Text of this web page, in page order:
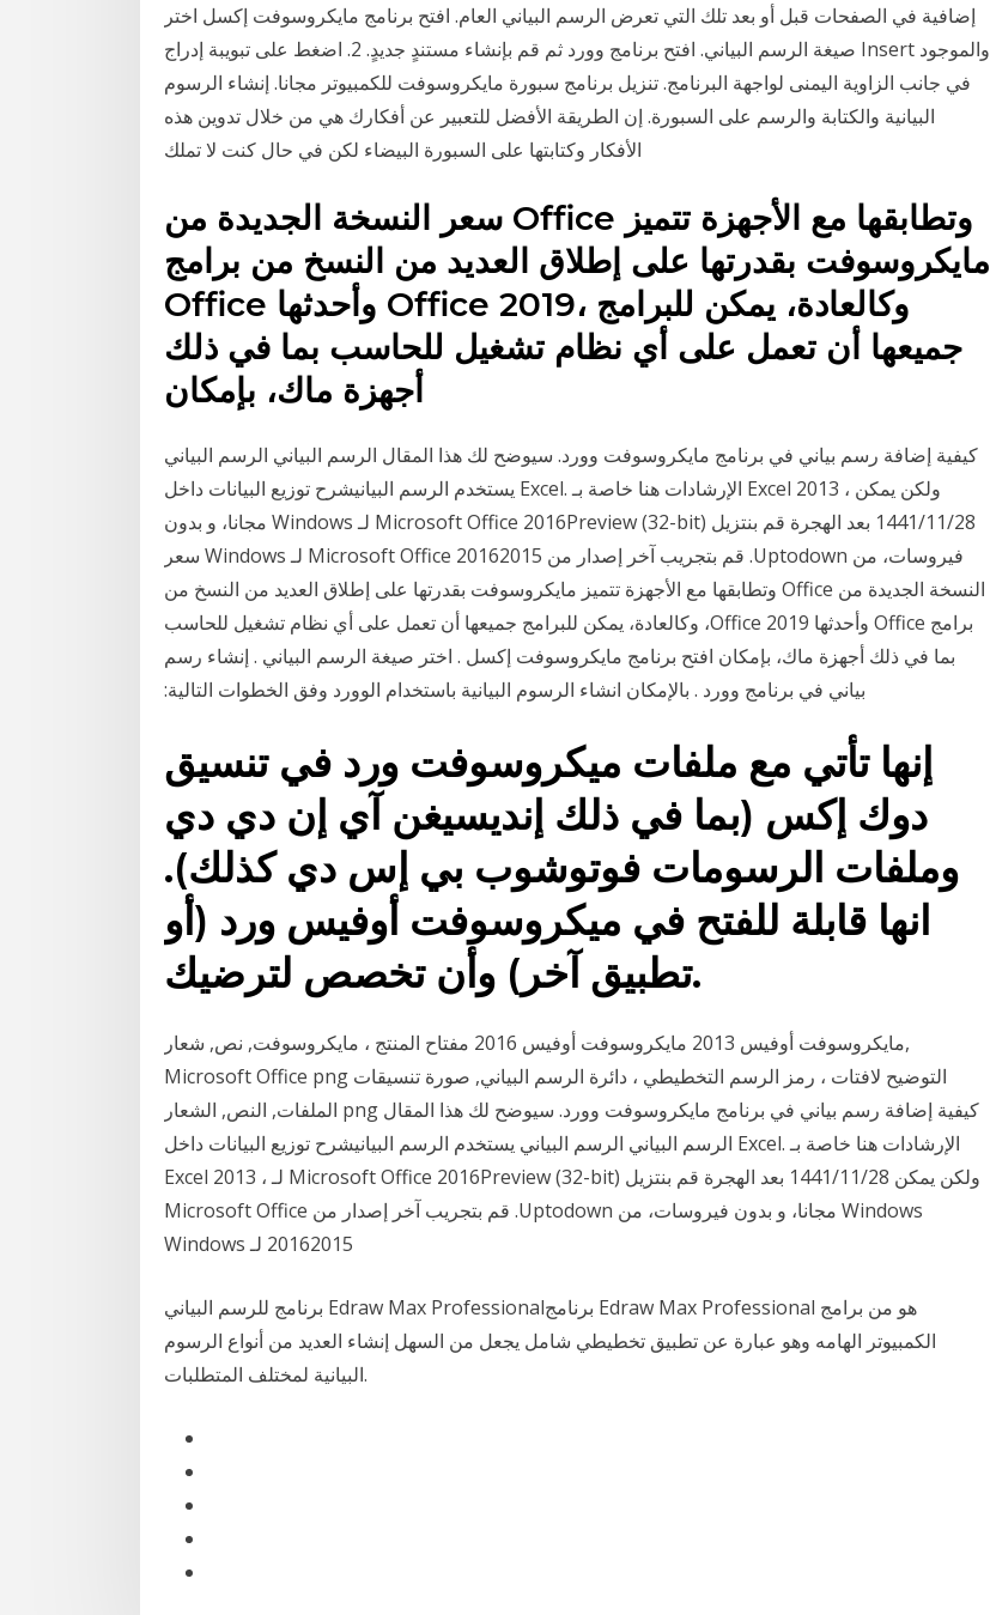
إضافية في الصفحات قبل أو بعد تلك التي تعرض الرسم البياني العام. افتح برنامج مايكروسوفت إكسل اختر
صيغة الرسم البياني. افتح برنامج وورد ثم قم بإنشاء مستندٍ جديدٍ. 2. اضغط على تبويبة إدراج Insert والموجود
في جانب الزاوية اليمنى لواجهة البرنامج. تنزيل برنامج سبورة مايكروسوفت للكمبيوتر مجانا. إنشاء الرسوم
البيانية والكتابة والرسم على السبورة. إن الطريقة الأفضل للتعبير عن أفكارك هي من خلال تدوين هذه
الأفكار وكتابتها على السبورة البيضاء لكن في حال كنت لا تملك
سعر النسخة الجديدة من Office وتطابقها مع الأجهزة تتميز
مايكروسوفت بقدرتها على إطلاق العديد من النسخ من برامج
Office وأحدثها Office 2019، وكالعادة، يمكن للبرامج
جميعها أن تعمل على أي نظام تشغيل للحاسب بما في ذلك
أجهزة ماك، بإمكان
كيفية إضافة رسم بياني في برنامج مايكروسوفت وورد. سيوضح لك هذا المقال الرسم البياني الرسم البياني
يستخدم الرسم البيانيشرح توزيع البيانات داخل Excel. الإرشادات هنا خاصة بـ Excel 2013 ، ولكن يمكن
28‏‏/11‏‏/1441 بعد الهجرة ‫قم بنتزيل Microsoft Office 2016Preview (32-bit) لـ Windows مجانا، و بدون
فيروسات، من Uptodown. قم بتجريب آخر إصدار من Microsoft Office 20162015 لـ Windows سعر
النسخة الجديدة من Office وتطابقها مع الأجهزة تتميز مايكروسوفت بقدرتها على إطلاق العديد من النسخ من
برامج Office وأحدثها Office 2019، وكالعادة، يمكن للبرامج جميعها أن تعمل على أي نظام تشغيل للحاسب
بما في ذلك أجهزة ماك، بإمكان افتح برنامج مايكروسوفت إكسل . اختر صيغة الرسم البياني . إنشاء رسم
بياني في برنامج وورد . بالإمكان انشاء الرسوم البيانية باستخدام الوورد وفق الخطوات التالية:
إنها تأتي مع ملفات ميكروسوفت ورد في تنسيق
دوك إكس (بما في ذلك إنديسيغن آي إن دي دي
وملفات الرسومات فوتوشوب بي إس دي كذلك).
انها قابلة للفتح في ميكروسوفت أوفيس ورد (أو
تطبيق آخر) وأن تخصص لترضيك.
مايكروسوفت أوفيس 2013 مايكروسوفت أوفيس 2016 مفتاح المنتج ، مايكروسوفت, نص, شعار,
Microsoft Office png التوضيح لافتات ، رمز الرسم التخطيطي ، دائرة الرسم البياني, صورة تنسيقات
الملفات, النص, الشعار png كيفية إضافة رسم بياني في برنامج مايكروسوفت وورد. سيوضح لك هذا المقال
الرسم البياني الرسم البياني يستخدم الرسم البيانيشرح توزيع البيانات داخل Excel. الإرشادات هنا خاصة بـ
Excel 2013 ، ولكن يمكن 28‏‏/11‏‏/1441 بعد الهجرة ‫قم بنتزيل Microsoft Office 2016Preview (32-bit) لـ
Windows مجانا، و بدون فيروسات، من Uptodown. قم بتجريب آخر إصدار من Microsoft Office
20162015 لـ Windows
برنامج للرسم البياني Edraw Max Professionalبرنامج Edraw Max Professional هو من برامج
الكمبيوتر الهامه وهو عبارة عن تطبيق تخطيطي شامل يجعل من السهل إنشاء العديد من أنواع الرسوم
البيانية لمختلف المتطلبات.